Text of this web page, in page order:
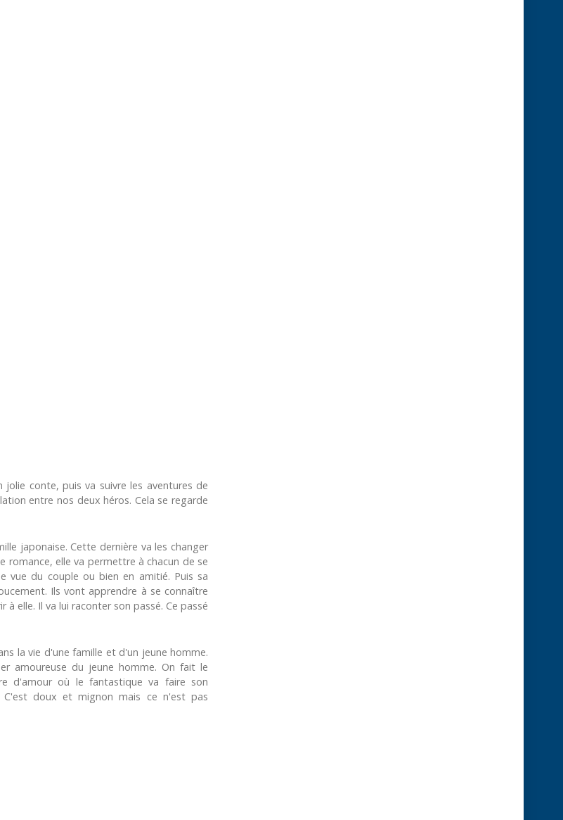
conte, puis va suivre les aventures de
entre nos deux héros. Cela se regarde
japonaise. Cette dernière va les changer
elle va permettre à chacun de se
du couple ou bien en amitié. Puis sa
Ils vont apprendre à se connaître
elle. Il va lui raconter son passé. Ce passé
la vie d'une famille et d'un jeune homme.
amoureuse du jeune homme. On fait le
d'amour où le fantastique va faire son
doux et mignon mais ce n'est pas